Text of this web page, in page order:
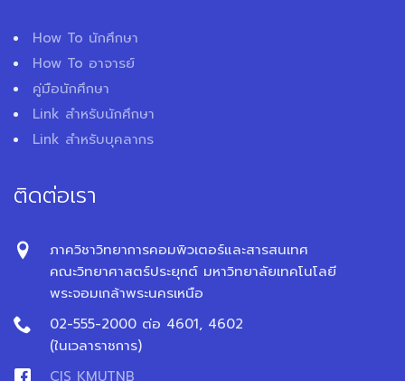
How To นักศึกษา
How To อาจารย์
คู่มือนักศึกษา
Link สำหรับนักศึกษา
Link สำหรับบุคลากร
ติดต่อเรา
ภาควิชาวิทยาการคอมพิวเตอร์และสารสนเทศ
คณะวิทยาศาสตร์ประยุกต์ มหาวิทยาลัยเทคโนโลยี
พระจอมเกล้าพระนครเหนือ
02-555-2000 ต่อ 4601, 4602
(ในเวลาราชการ)
CIS KMUTNB